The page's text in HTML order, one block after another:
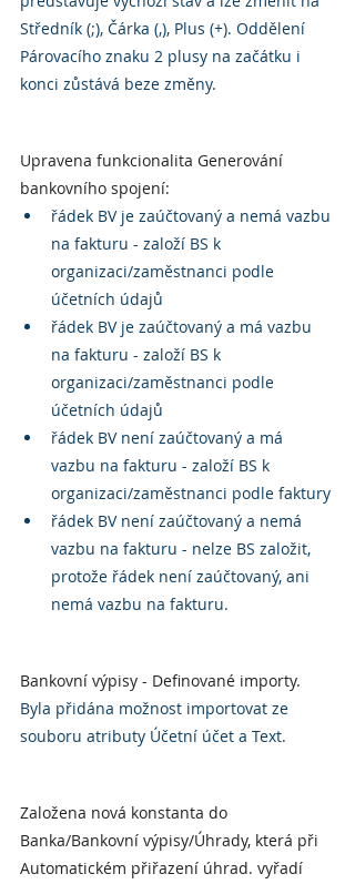
Středník (;), Čárka (,), Plus (+). Oddělení
Párovacího znaku 2 plusy na začátku i
konci zůstává beze změny.
Upravena funkcionalita Generování
bankovního spojení:
řádek BV je zaúčtovaný a nemá vazbu
na fakturu - založí BS k
organizaci/zaměstnanci podle
účetních údajů
řádek BV je zaúčtovaný a má vazbu
na fakturu - založí BS k
organizaci/zaměstnanci podle
účetních údajů
řádek BV není zaúčtovaný a má
vazbu na fakturu - založí BS k
organizaci/zaměstnanci podle faktury
řádek BV není zaúčtovaný a nemá
vazbu na fakturu - nelze BS založit,
protože řádek není zaúčtovaný, ani
nemá vazbu na fakturu.
Bankovní výpisy - Definované importy.
Byla přidána možnost importovat ze
souboru atributy Účetní účet a Text.
Založena nová konstanta do
Banka/Bankovní výpisy/Úhrady, která při
Automatickém přiřazení úhrad. vyřadí